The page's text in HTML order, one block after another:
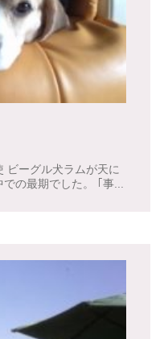
ーグル犬ラムが天に
の最期でした。 ｢事...